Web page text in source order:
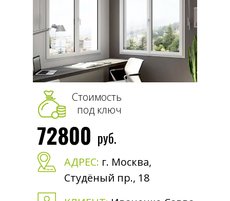
АДРЕС: г. Москва,
Студёный пр., 18
Стоимость
под ключ
72800 руб.